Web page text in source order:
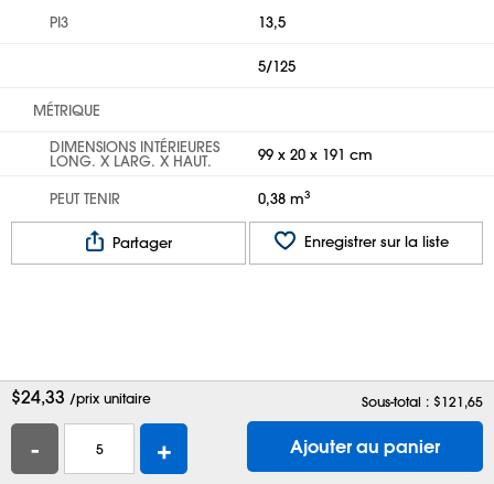
PI3 13,5
5/125
MÉTRIQUE
DIMENSIONS INTÉRIEURES
LONG. X LARG. X HAUT. 99 x 20 x 191 cm
PEUT TENIR 0,38 m3
Partager Enregistrer sur la liste
$24,33 /prix unitaire Sous-total : $121,65
- + Ajouter au panier